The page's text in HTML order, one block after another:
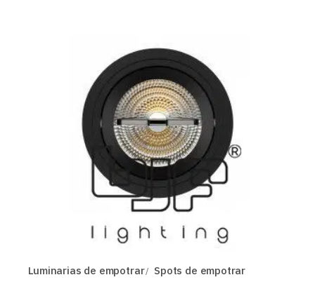
Luminarias de empotrar Spots de empotrar